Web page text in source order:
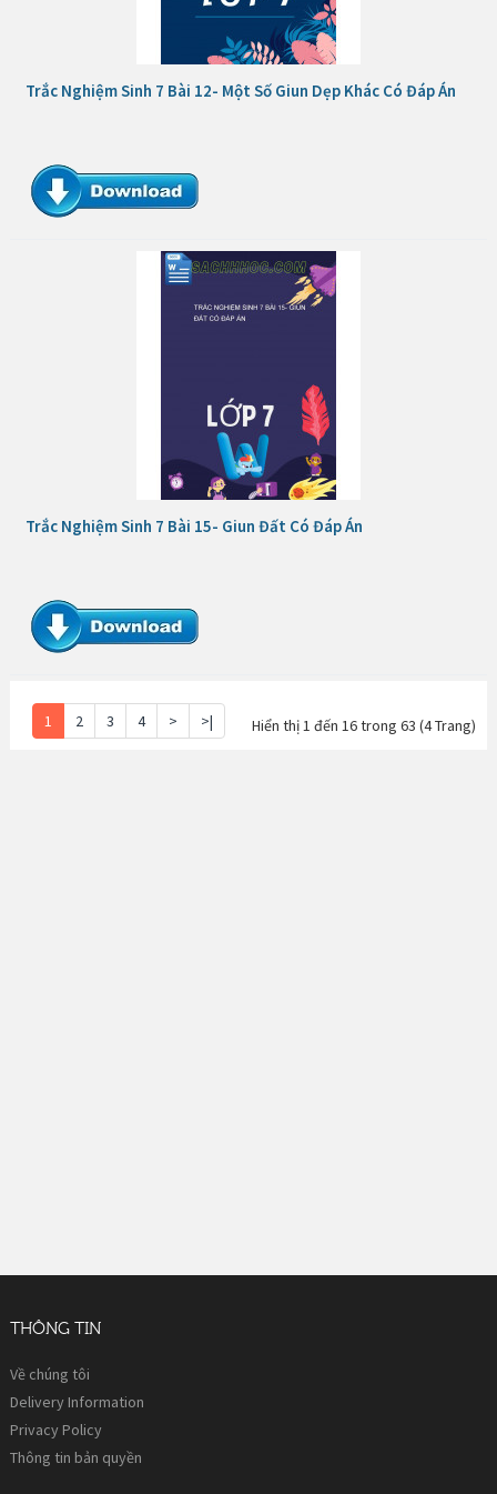
Trắc Nghiệm Sinh 7 Bài 12- Một Số Giun Dẹp Khác Có Đáp Án
Trắc Nghiệm Sinh 7 Bài 15- Giun Đất Có Đáp Án
1 2 3 4 > >| Hiển thị 1 đến 16 trong 63 (4 Trang)
THÔNG TIN
Về chúng tôi
Delivery Information
Privacy Policy
Thông tin bản quyền